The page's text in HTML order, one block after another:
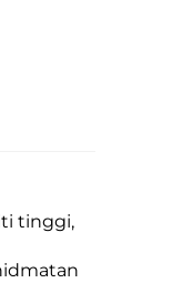
tinggi,